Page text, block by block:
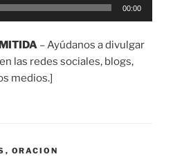
00:00
– Ayúdanos a divulgar
las redes sociales, blogs,
medios.]
, ORACION